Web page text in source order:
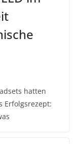
hatten
Erfolgsrezept: